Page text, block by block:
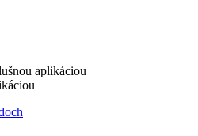
aplikáciou